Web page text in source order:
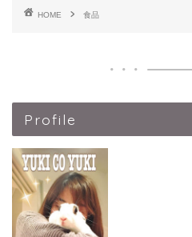
HOME 食品
Profile